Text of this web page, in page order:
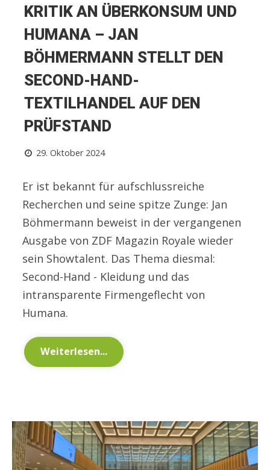
KRITIK AN ÜBERKONSUM UND
HUMANA – JAN
BÖHMERMANN STELLT DEN
SECOND-HAND-
TEXTILHANDEL AUF DEN
PRÜFSTAND
29. Oktober 2024
Er ist bekannt für aufschlussreiche
Recherchen und seine spitze Zunge: Jan
Böhmermann beweist in der vergangenen
Ausgabe von ZDF Magazin Royale wieder
sein Showtalent. Das Thema diesmal:
Second-Hand - Kleidung und das
intransparente Firmengeflecht von
Humana.
Weiterlesen...